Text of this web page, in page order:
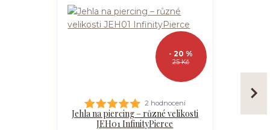
25 Kč
- 20 %
2 hodnocení
Jehla na piercing – různé velikosti
JEH01 InfinityPierce